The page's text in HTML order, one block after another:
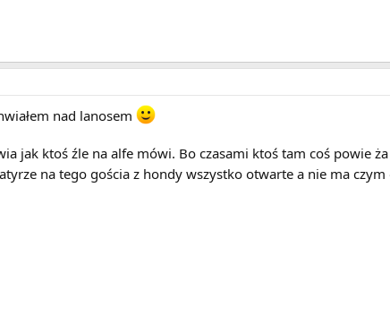
nad lanosem
jak ktoś źle na alfe mówi. Bo czasami ktoś tam coś powie
na tego gościa z hondy wszystko otwarte a nie ma